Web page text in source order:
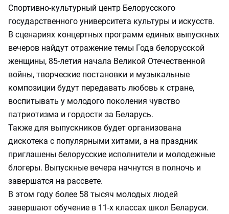
Спортивно-культурный центр Белорусского
государственного университета культуры и искусств.
В сценариях концертных программ единых выпускных
вечеров найдут отражение темы Года белорусской
женщины, 85-летия начала Великой Отечественной
войны, творческие постановки и музыкальные
композиции будут передавать любовь к стране,
воспитывать у молодого поколения чувство
патриотизма и гордости за Беларусь.
Также для выпускников будет организована
дискотека с популярными хитами, а на праздник
приглашены белорусские исполнители и молодежные
блогеры. Выпускные вечера начнутся в полночь и
завершатся на рассвете.
В этом году более 58 тысяч молодых людей
завершают обучение в 11-х классах школ Беларуси.